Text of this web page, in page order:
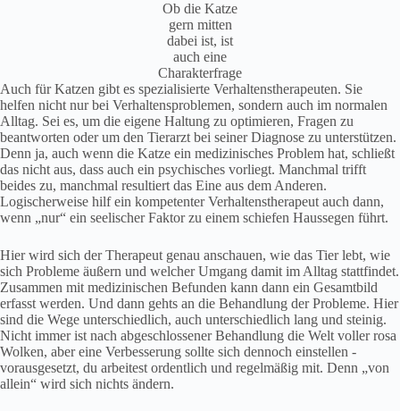
Ob die Katze
gern mitten
dabei ist, ist
auch eine
Charakterfrage
Auch für Katzen gibt es spezialisierte Verhaltenstherapeuten. Sie
helfen nicht nur bei Verhaltensproblemen, sondern auch im normalen
Alltag. Sei es, um die eigene Haltung zu optimieren, Fragen zu
beantworten oder um den Tierarzt bei seiner Diagnose zu unterstützen.
Denn ja, auch wenn die Katze ein medizinisches Problem hat, schließt
das nicht aus, dass auch ein psychisches vorliegt. Manchmal trifft
beides zu, manchmal resultiert das Eine aus dem Anderen.
Logischerweise hilf ein kompetenter Verhaltenstherapeut auch dann,
wenn „nur“ ein seelischer Faktor zu einem schiefen Haussegen führt.
Hier wird sich der Therapeut genau anschauen, wie das Tier lebt, wie
sich Probleme äußern und welcher Umgang damit im Alltag stattfindet.
Zusammen mit medizinischen Befunden kann dann ein Gesamtbild
erfasst werden. Und dann gehts an die Behandlung der Probleme. Hier
sind die Wege unterschiedlich, auch unterschiedlich lang und steinig.
Nicht immer ist nach abgeschlossener Behandlung die Welt voller rosa
Wolken, aber eine Verbesserung sollte sich dennoch einstellen ‐
vorausgesetzt, du arbeitest ordentlich und regelmäßig mit. Denn „von
allein“ wird sich nichts ändern.